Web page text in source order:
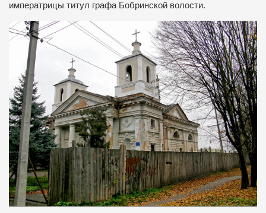
императрицы титул графа Бобринской волости.